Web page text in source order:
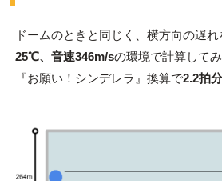
ドームのときと同じく、横方向の遅れ
25℃、音速346m/sの環境で計算して
『お願い！シンデレラ』換算で2.2拍分